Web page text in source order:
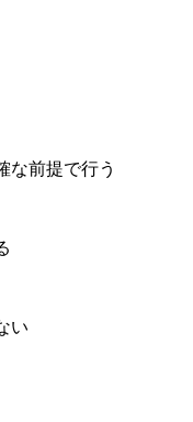
な前提で行う
い